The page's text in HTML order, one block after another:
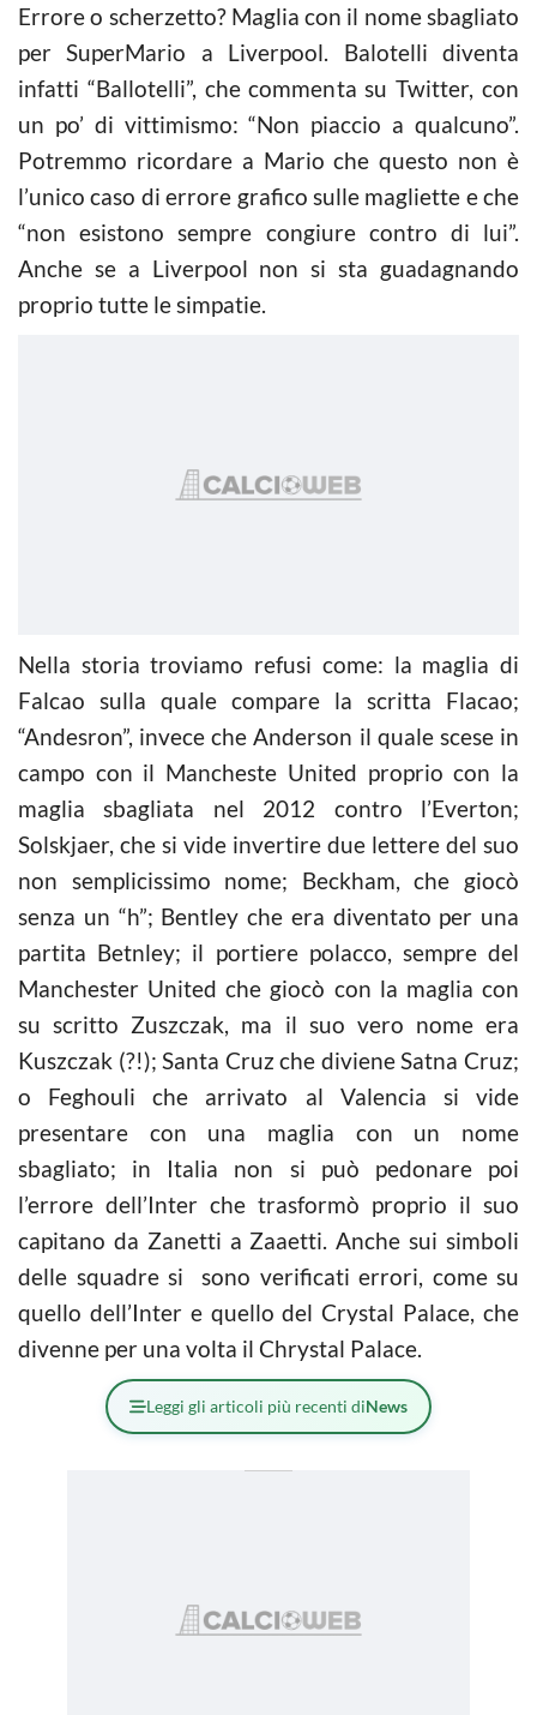
Errore o scherzetto? Maglia con il nome sbagliato
per SuperMario a Liverpool. Balotelli diventa
infatti “Ballotelli”, che commenta su Twitter, con
un po’ di vittimismo: “Non piaccio a qualcuno”.
Potremmo ricordare a Mario che questo non è
l’unico caso di errore grafico sulle magliette e che
“non esistono sempre congiure contro di lui”.
Anche se a Liverpool non si sta guadagnando
proprio tutte le simpatie.
Nella storia troviamo refusi come: la maglia di
Falcao sulla quale compare la scritta Flacao;
“Andesron”, invece che Anderson il quale scese in
campo con il Mancheste United proprio con la
maglia sbagliata nel 2012 contro l’Everton;
Solskjaer, che si vide invertire due lettere del suo
non semplicissimo nome; Beckham, che giocò
senza un “h”; Bentley che era diventato per una
partita Betnley; il portiere polacco, sempre del
Manchester United che giocò con la maglia con
su scritto Zuszczak, ma il suo vero nome era
Kuszczak (?!); Santa Cruz che diviene Satna Cruz;
o Feghouli che arrivato al Valencia si vide
presentare con una maglia con un nome
sbagliato; in Italia non si può pedonare poi
l’errore dell’Inter che trasformò proprio il suo
capitano da Zanetti a Zaaetti. Anche sui simboli
delle squadre si sono verificati errori, come su
quello dell’Inter e quello del Crystal Palace, che
divenne per una volta il Chrystal Palace.
Leggi gli articoli più recenti diNews